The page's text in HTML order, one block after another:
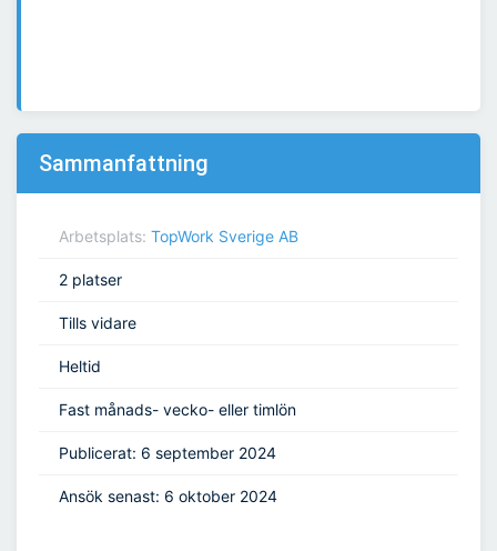
Sammanfattning
Arbetsplats: TopWork Sverige AB
2 platser
Tills vidare
Heltid
Fast månads- vecko- eller timlön
Publicerat: 6 september 2024
Ansök senast: 6 oktober 2024